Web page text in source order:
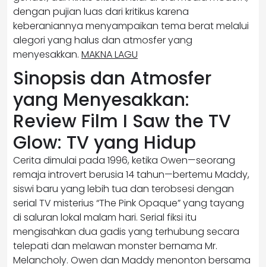
dengan pujian luas dari kritikus karena
keberaniannya menyampaikan tema berat melalui
alegori yang halus dan atmosfer yang
menyesakkan. MAKNA LAGU
Sinopsis dan Atmosfer
yang Menyesakkan:
Review Film I Saw the TV
Glow: TV yang Hidup
Cerita dimulai pada 1996, ketika Owen—seorang
remaja introvert berusia 14 tahun—bertemu Maddy,
siswi baru yang lebih tua dan terobsesi dengan
serial TV misterius “The Pink Opaque” yang tayang
di saluran lokal malam hari. Serial fiksi itu
mengisahkan dua gadis yang terhubung secara
telepati dan melawan monster bernama Mr.
Melancholy. Owen dan Maddy menonton bersama